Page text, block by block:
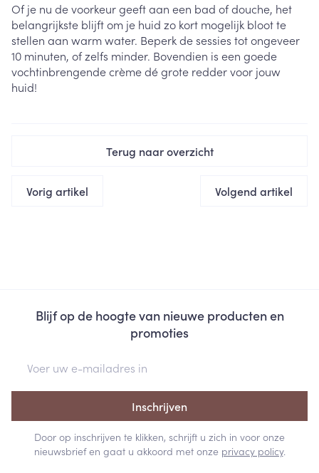
Of je nu de voorkeur geeft aan een bad of douche, het
belangrijkste blijft om je huid zo kort mogelijk bloot te
stellen aan warm water. Beperk de sessies tot ongeveer
10 minuten, of zelfs minder. Bovendien is een goede
vochtinbrengende crème dé grote redder voor jouw
huid!
Terug naar overzicht
Vorig artikel Volgend artikel
Blijf op de hoogte van nieuwe producten en
promoties
Inschrijven
Door op inschrijven te klikken, schrijft u zich in voor onze
nieuwsbrief en gaat u akkoord met onze privacy policy.